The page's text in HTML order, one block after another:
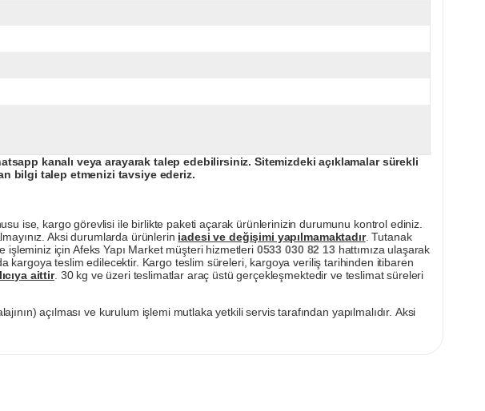
kanalı veya arayarak talep edebilirsiniz. Sitemizdeki açıklamalar sürekli
bilgi talep etmenizi tavsiye ederiz.
ise, kargo görevlisi ile birlikte paketi açarak ürünlerinizin durumunu kontrol ediniz.
Aksi durumlarda ürünlerin iadesi ve değişimi yapılmamaktadır. Tutanak
işleminiz için Afeks Yapı Market müşteri hizmetleri 0533 030 82 13hattımıza ulaşarak
kargoya teslim edilecektir. Kargo teslim süreleri, kargoya veriliş tarihinden itibaren
aittir. 30 kg ve üzeri teslimatlar araç üstü gerçekleşmektedir ve teslimat süreleri
açılması ve kurulum işlemi mutlaka yetkili servis tarafından yapılmalıdır. Aksi